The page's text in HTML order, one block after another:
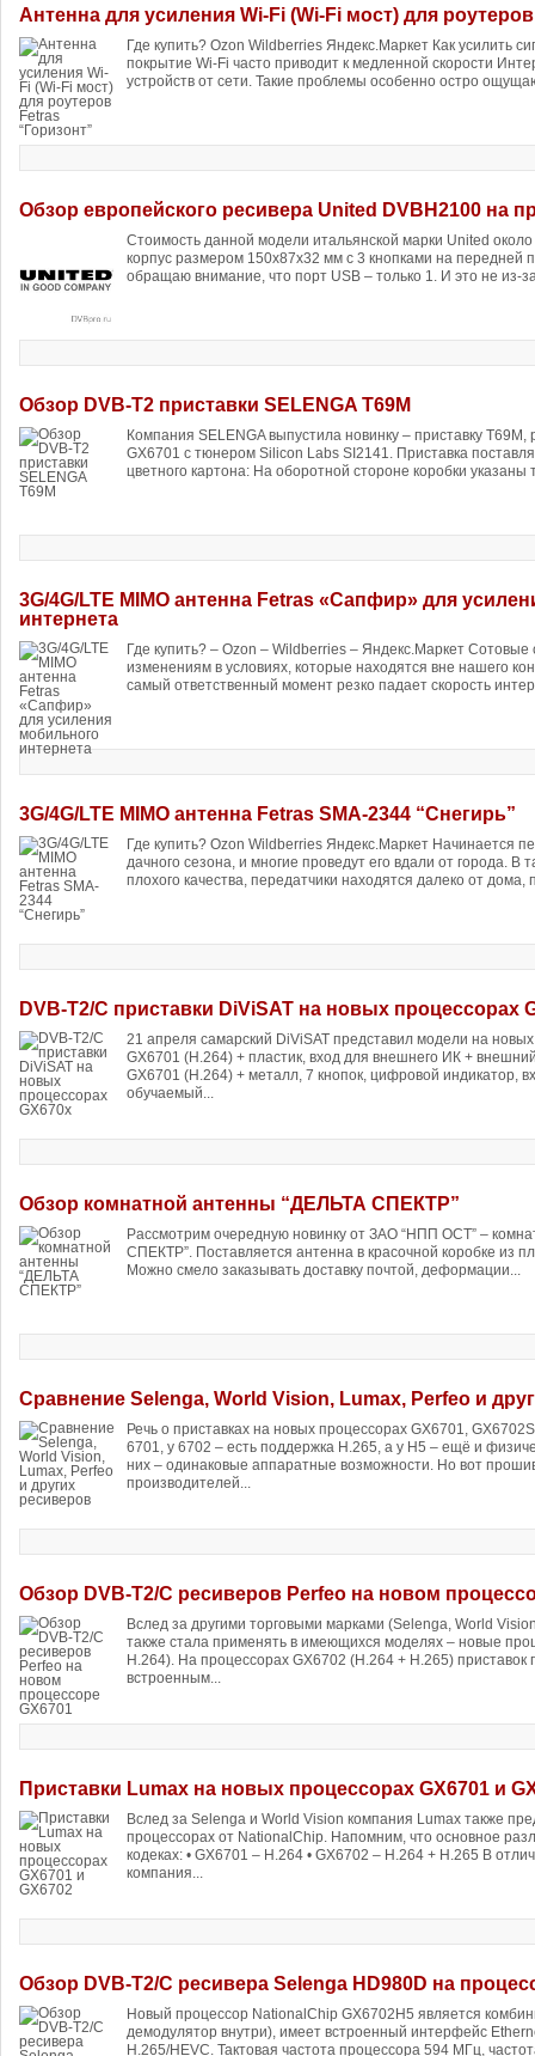
Антенна для усиления Wi-Fi (Wi-Fi мост) для
Где купить? Ozon Wildberries Яндекс.Маркет Как усилить
покрытие Wi-Fi часто приводит к медленной скорости
устройств от сети. Такие проблемы особенно остро
Обзор европейского ресивера United DVBH2100 на
Стоимость данной модели итальянской марки United
корпус размером 150x87x32 мм с 3 кнопками на передней
обращаю внимание, что порт USB – только 1. И это не из-
Обзор DVB-T2 приставки SELENGA T69M
Компания SELENGA выпустила новинку – приставку
GX6701 с тюнером Silicon Labs SI2141. Приставка
цветного картона: На оборотной стороне коробки указаны
3G/4G/LTE MIMO антенна Fetras «Сапфир» для
интернета
Где купить? – Ozon – Wildberries – Яндекс.Маркет
изменениям в условиях, которые находятся вне нашего
самый ответственный момент резко падает скорость
3G/4G/LTE MIMO антенна Fetras SMA-2344 “Снегирь”
Где купить? Ozon Wildberries Яндекс.Маркет Начинается
дачного сезона, и многие проведут его вдали от города. В
плохого качества, передатчики находятся далеко от дома,
DVB-T2/C приставки DiViSAT на новых процессорах
21 апреля самарский DiViSAT представил модели на
GX6701 (H.264) + пластик, вход для внешнего ИК +
GX6701 (H.264) + металл, 7 кнопок, цифровой индикатор,
обучаемый...
Обзор комнатной антенны “ДЕЛЬТА СПЕКТР”
Рассмотрим очередную новинку от ЗАО “НПП ОСТ” –
СПЕКТР”. Поставляется антенна в красочной коробке из
Можно смело заказывать доставку почтой, деформации...
Сравнение Selenga, World Vision, Lumax, Perfeo и
Речь о приставках на новых процессорах GX6701,
6701, у 6702 – есть поддержка H.265, а у H5 – ещё и
них – одинаковые аппаратные возможности. Но вот
производителей...
Обзор DVB-T2/C ресиверов Perfeo на новом
Вслед за другими торговыми марками (Selenga, World
также стала применять в имеющихся моделях – новые
H.264). На процессорах GX6702 (H.264 + H.265) приставок
встроенным...
Приставки Lumax на новых процессорах GX6701 и
Вслед за Selenga и World Vision компания Lumax также
процессорах от NationalChip. Напомним, что основное
кодеках: • GX6701 – H.264 • GX6702 – H.264 + H.265 В
компания...
Обзор DVB-T2/C ресивера Selenga HD980D на
Новый процессор NationalChip GX6702H5 является
демодулятор внутри), имеет встроенный интерфейс
H.265/HEVC. Тактовая частота процессора 594 МГц,